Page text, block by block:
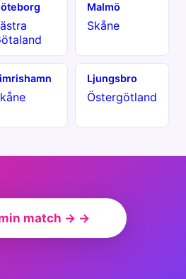
Malmö
Skåne
Ljungsbro
Östergötland
match → →